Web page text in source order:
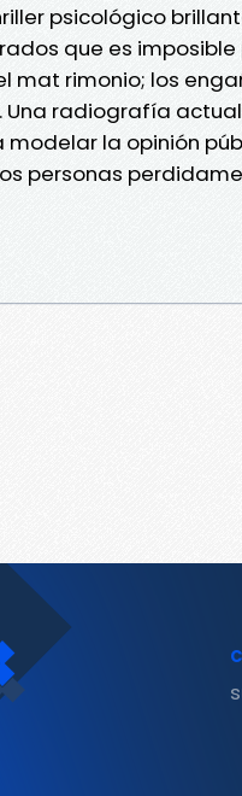
psicológico
que es imposible
mat rimonio; los
Una radiografía
la opinión
personas